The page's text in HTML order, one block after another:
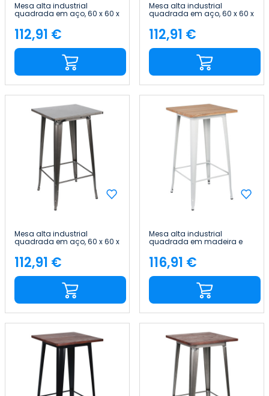
Mesa alta industrial
quadrada em aço, 60 x 60 x
Preço
112,91 €
Mesa alta industrial
quadrada em aço, 60 x 60 x
Preço
112,91 €
Mesa alta industrial
quadrada em aço, 60 x 60 x
105 cm Thinia Home
Preço
112,91 €
Mesa alta industrial
quadrada em madeira e
aço, 60 x 60 x 105 cm Thinia
Home
Preço
116,91 €